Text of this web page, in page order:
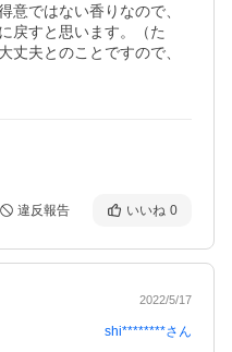
意ではない香りなので、
戻すと思います。（た
丈夫とのことですので、
違反報告 いいね 0
2022/5/17
shi********さん